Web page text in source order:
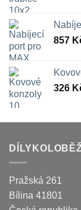
857
326
Pražská 261
Bílina 41801